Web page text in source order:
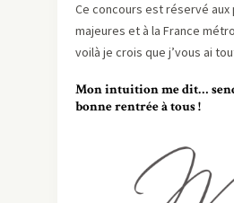
Ce concours est réservé aux
majeures et à la France
voilà je crois que j’vous ai
Mon intuition me dit…
bonne rentrée à tous !